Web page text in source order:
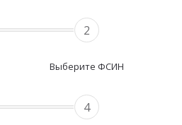
2
Выберите ФСИН
4